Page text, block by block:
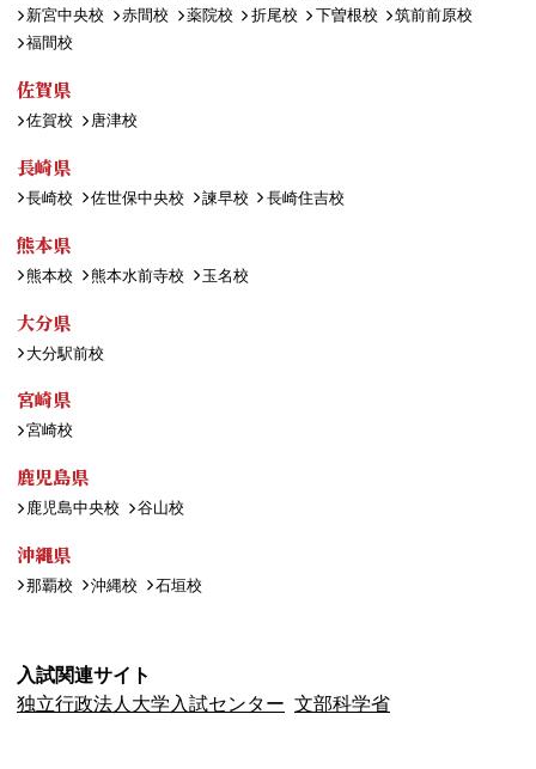
新宮中央校
赤間校 薬院校 折尾校 下曽根校
筑前前原校
福間校
佐賀県
佐賀校 唐津校
長崎県
長崎校 佐世保中央校 諫早校 長崎住吉校
熊本県
熊本校 熊本水前寺校 玉名校
大分県
大分駅前校
宮崎県
宮崎校
鹿児島県
鹿児島中央校 谷山校
沖縄県
那覇校 沖縄校 石垣校
入試関連サイト
独立行政法人大学入試センター 文部科学省